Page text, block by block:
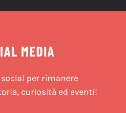
MEDIA
per rimanere
curiosità ed eventi!